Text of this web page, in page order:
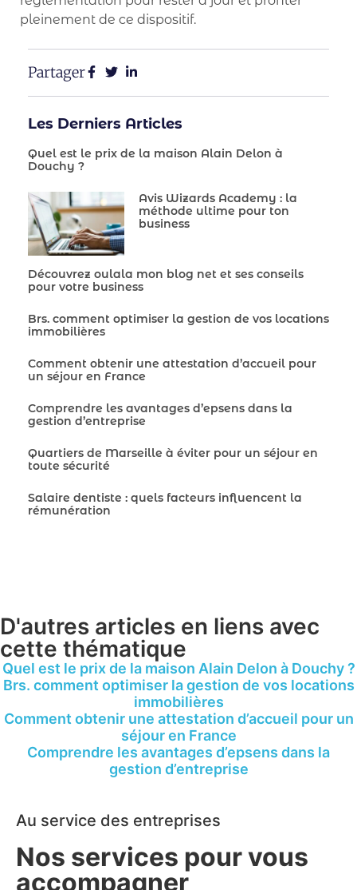
pleinement de ce dispositif.
Partager
Les Derniers Articles
Quel est le prix de la maison Alain Delon à
Douchy ?
Avis Wizards Academy : la
méthode ultime pour ton
business
Découvrez oulala mon blog net et ses conseils
pour votre business
Brs. comment optimiser la gestion de vos locations
immobilières
Comment obtenir une attestation d’accueil pour
un séjour en France
Comprendre les avantages d’epsens dans la
gestion d’entreprise
Quartiers de Marseille à éviter pour un séjour en
toute sécurité
Salaire dentiste : quels facteurs influencent la
rémunération
D'autres articles en liens avec
cette thématique
Quel est le prix de la maison Alain Delon à Douchy ?
Brs. comment optimiser la gestion de vos locations
immobilières
Comment obtenir une attestation d’accueil pour un
séjour en France
Comprendre les avantages d’epsens dans la
gestion d’entreprise
Au service des entreprises
Nos services pour vous
accompagner